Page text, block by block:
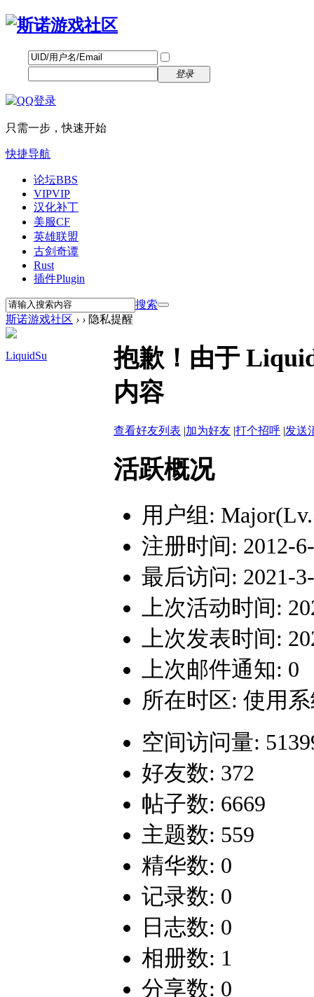
登录
只需一步，快速开始
快捷导航
论坛BBS
VIPVIP
汉化补丁
美服CF
英雄联盟
古剑奇谭
Rust
插件Plugin
搜索
斯诺游戏社区 › › 隐私提醒
LiquidSu
抱歉！由于
内容
查看好友列表 |加为好友 |打个招呼 |发送
活跃概况
用户组:
注册时间: 2012-
最后访问: 2021-
上次活动时间:
上次发表时间:
上次邮件通知: 0
所在时区: 使用
空间访问量:
好友数: 372
帖子数: 6669
主题数: 559
精华数: 0
记录数: 0
日志数: 0
相册数: 1
分享数: 0